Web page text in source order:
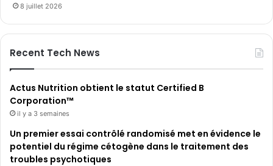
8 juillet 2026
Recent Tech News
Actus Nutrition obtient le statut Certified B
Corporation™
il y a 3 semaines
Un premier essai contrôlé randomisé met en évidence le
potentiel du régime cétogène dans le traitement des
troubles psychotiques